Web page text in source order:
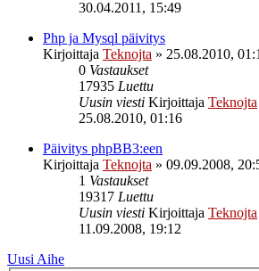
30.04.2011, 15:49
Php ja Mysql päivitys
Kirjoittaja Teknojta » 25.08.2010,
0 Vastaukset
17935 Luettu
Uusin viesti Kirjoittaja Teknojta
25.08.2010, 01:16
Päivitys phpBB3:een
Kirjoittaja Teknojta » 09.09.2008,
1 Vastaukset
19317 Luettu
Uusin viesti Kirjoittaja Teknojta
11.09.2008, 19:12
Uusi Aihe